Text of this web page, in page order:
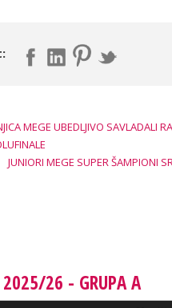
MEGE UBEDLJIVO SAVLADALI
JUNIORI MEGE SUPER ŠAMPIONI
26 - GRUPA A